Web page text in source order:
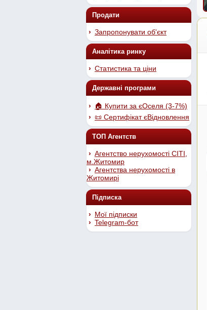
Продати
Запропонувати об'єкт
Аналітика ринку
Статистика та ціни
Державні програми
🏠 Купити за єОселя (3-7%)
📜 Сертифікат єВідновлення
ТОП Агентств
Агентство нерухомості СІТІ,
м.Житомир
Агентства нерухомості в
Житомирі
Підписка
Мої підписки
Telegram-бот